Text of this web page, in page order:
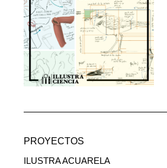
PROYECTOS
ILUSTRA ACUARELA